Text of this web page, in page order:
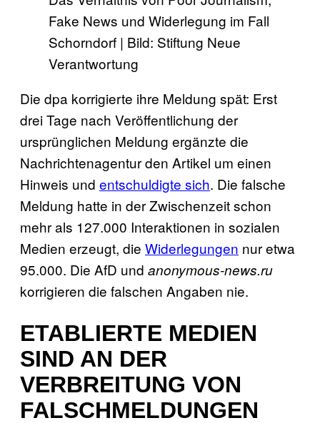
Fake News und Widerlegung im Fall
Schorndorf | Bild: Stiftung Neue
Verantwortung
Die dpa korrigierte ihre Meldung spät: Erst
drei Tage nach Veröffentlichung der
ursprünglichen Meldung ergänzte die
Nachrichtenagentur den Artikel um einen
Hinweis und entschuldigte sich. Die falsche
Meldung hatte in der Zwischenzeit schon
mehr als 127.000 Interaktionen in sozialen
Medien erzeugt, die Widerlegungen nur etwa
95.000. Die AfD und anonymous-news.ru
korrigieren die falschen Angaben nie.
ETABLIERTE MEDIEN
SIND AN DER
VERBREITUNG VON
FALSCHMELDUNGEN